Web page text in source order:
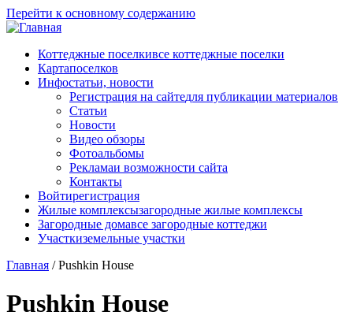
Перейти к основному содержанию
Коттеджные поселкивсе коттеджные поселки
Картапоселков
Инфостатьи, новости
Регистрация на сайтедля публикации материалов
Статьи
Новости
Видео обзоры
Фотоальбомы
Рекламаи возможности сайта
Контакты
Войтирегистрация
Жилые комплексызагородные жилые комплексы
Загородные домавсе загородные коттеджи
Участкиземельные участки
Главная /Pushkin House
Pushkin House